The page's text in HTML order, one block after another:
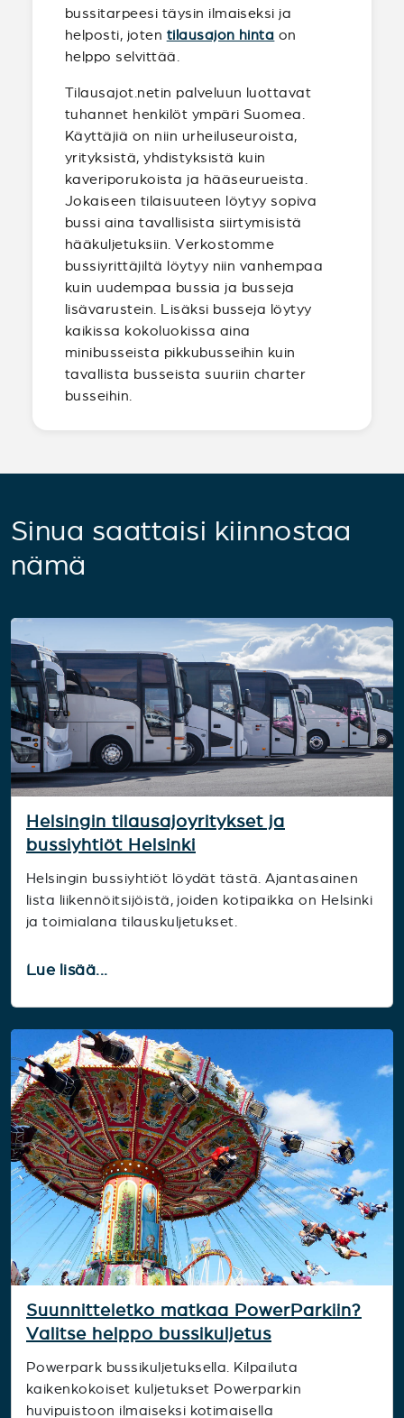
bussitarpeesi täysin ilmaiseksi ja
helposti, joten tilausajon hinta on
helppo selvittää.
Tilausajot.netin palveluun luottavat
tuhannet henkilöt ympäri Suomea.
Käyttäjiä on niin urheiluseuroista,
yrityksistä, yhdistyksistä kuin
kaveriporukoista ja hääseurueista.
Jokaiseen tilaisuuteen löytyy sopiva
bussi aina tavallisista siirtymisistä
hääkuljetuksiin. Verkostomme
bussiyrittäjiltä löytyy niin vanhempaa
kuin uudempaa bussia ja busseja
lisävarustein. Lisäksi busseja löytyy
kaikissa kokoluokissa aina
minibusseista pikkubusseihin kuin
tavallista busseista suuriin charter
busseihin.
Sinua saattaisi kiinnostaa
nämä
Helsingin tilausajoyritykset ja
bussiyhtiöt Helsinki
Helsingin bussiyhtiöt löydät tästä. Ajantasainen
lista liikennöitsijöistä, joiden kotipaikka on Helsinki
ja toimialana tilauskuljetukset.
Lue lisää...
Suunnitteletko matkaa PowerParkiin?
Valitse helppo bussikuljetus
Powerpark bussikuljetuksella. Kilpailuta
kaikenkokoiset kuljetukset Powerparkin
huvipuistoon ilmaiseksi kotimaisella